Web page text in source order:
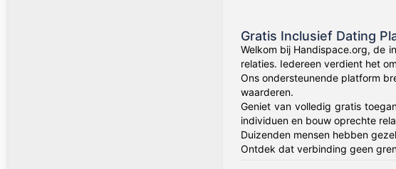
Gratis Inclusief Dating
Welkom bij Handispace.org, de
relaties. Iedereen verdient het
Ons ondersteunende platform
waarderen.
Geniet van volledig gratis
individuen en bouw oprechte
Duizenden mensen hebben
Ontdek dat verbinding geen